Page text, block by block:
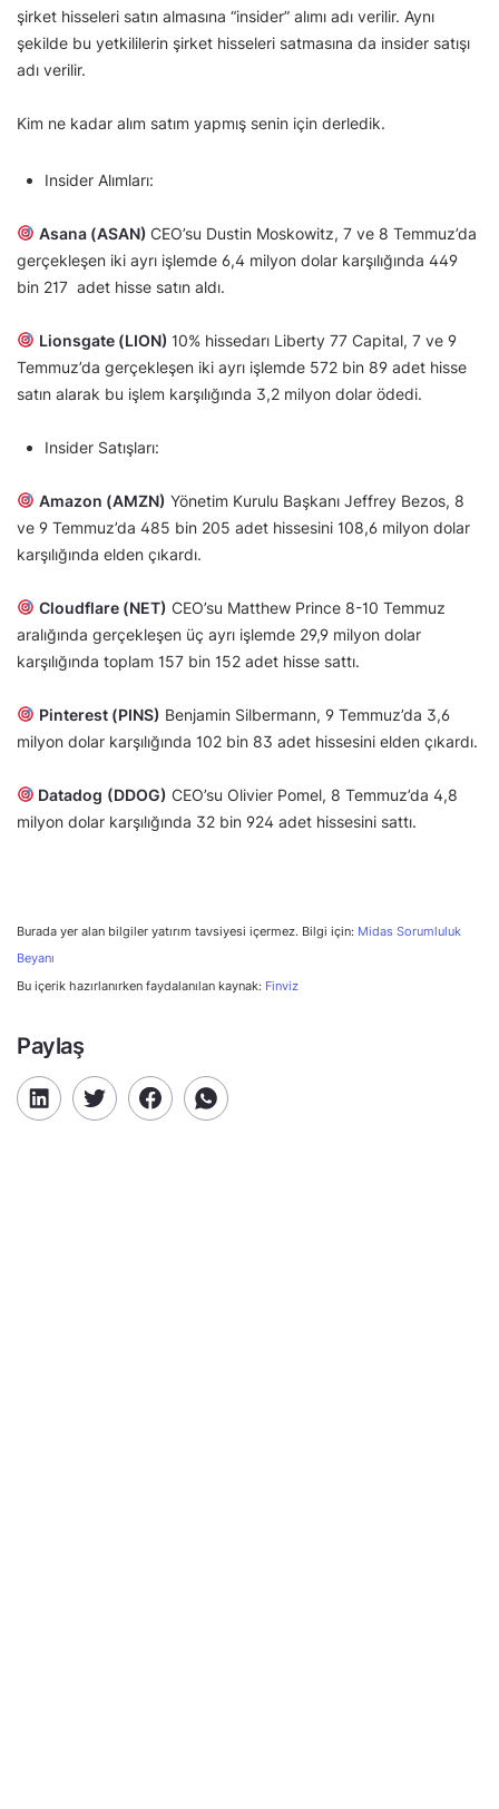
şirket hisseleri satın almasına “insider” alımı adı verilir. Aynı
şekilde bu yetkililerin şirket hisseleri satmasına da insider satışı
adı verilir.
Kim ne kadar alım satım yapmış senin için derledik.
Insider Alımları:
Asana (ASAN) CEO’su Dustin Moskowitz, 7 ve 8 Temmuz’da
gerçekleşen iki ayrı işlemde 6,4 milyon dolar karşılığında 449
bin 217 adet hisse satın aldı.
Lionsgate (LION) 10% hissedarı Liberty 77 Capital, 7 ve 9
Temmuz’da gerçekleşen iki ayrı işlemde 572 bin 89 adet hisse
satın alarak bu işlem karşılığında 3,2 milyon dolar ödedi.
Insider Satışları:
Amazon (AMZN) Yönetim Kurulu Başkanı Jeffrey Bezos, 8
ve 9 Temmuz’da 485 bin 205 adet hissesini 108,6 milyon dolar
karşılığında elden çıkardı.
Cloudflare (NET) CEO’su Matthew Prince 8-10 Temmuz
aralığında gerçekleşen üç ayrı işlemde 29,9 milyon dolar
karşılığında toplam 157 bin 152 adet hisse sattı.
Pinterest (PINS) Benjamin Silbermann, 9 Temmuz’da 3,6
milyon dolar karşılığında 102 bin 83 adet hissesini elden çıkardı.
Datadog (DDOG) CEO’su Olivier Pomel, 8 Temmuz’da 4,8
milyon dolar karşılığında 32 bin 924 adet hissesini sattı.
Burada yer alan bilgiler yatırım tavsiyesi içermez. Bilgi için: Midas Sorumluluk
Beyanı
Bu içerik hazırlanırken faydalanılan kaynak: Finviz
Paylaş